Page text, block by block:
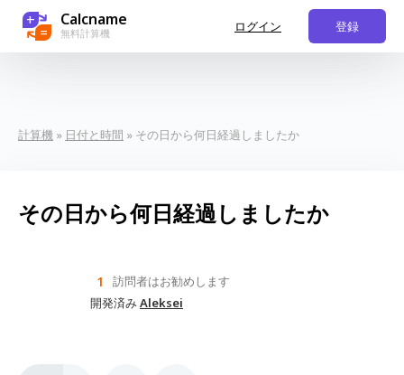
+
=
Calcname
無料計算機 ログイン 登録
計算機 » 日付と時間 » その日から何日経過しましたか
その日から何日経過しましたか
1
訪問者はお勧めします
開発済みAleksei